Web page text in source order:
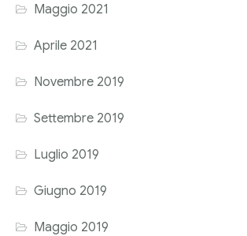
Maggio 2021
Aprile 2021
Novembre 2019
Settembre 2019
Luglio 2019
Giugno 2019
Maggio 2019